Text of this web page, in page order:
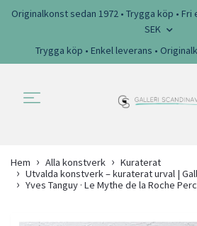
Originalkonst sedan 1972 • Trygga köp •
SEK
Trygga köp • Enkel leverans •
Hem Alla konstverk
Kuraterat
Utvalda konstverk – kuraterat urval |
Yves Tanguy · Le Mythe de la Roche